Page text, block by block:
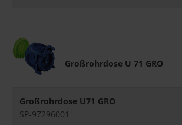
Großrohrdose U 71 GRO
Großrohrdose U71 GRO
SP-97296001